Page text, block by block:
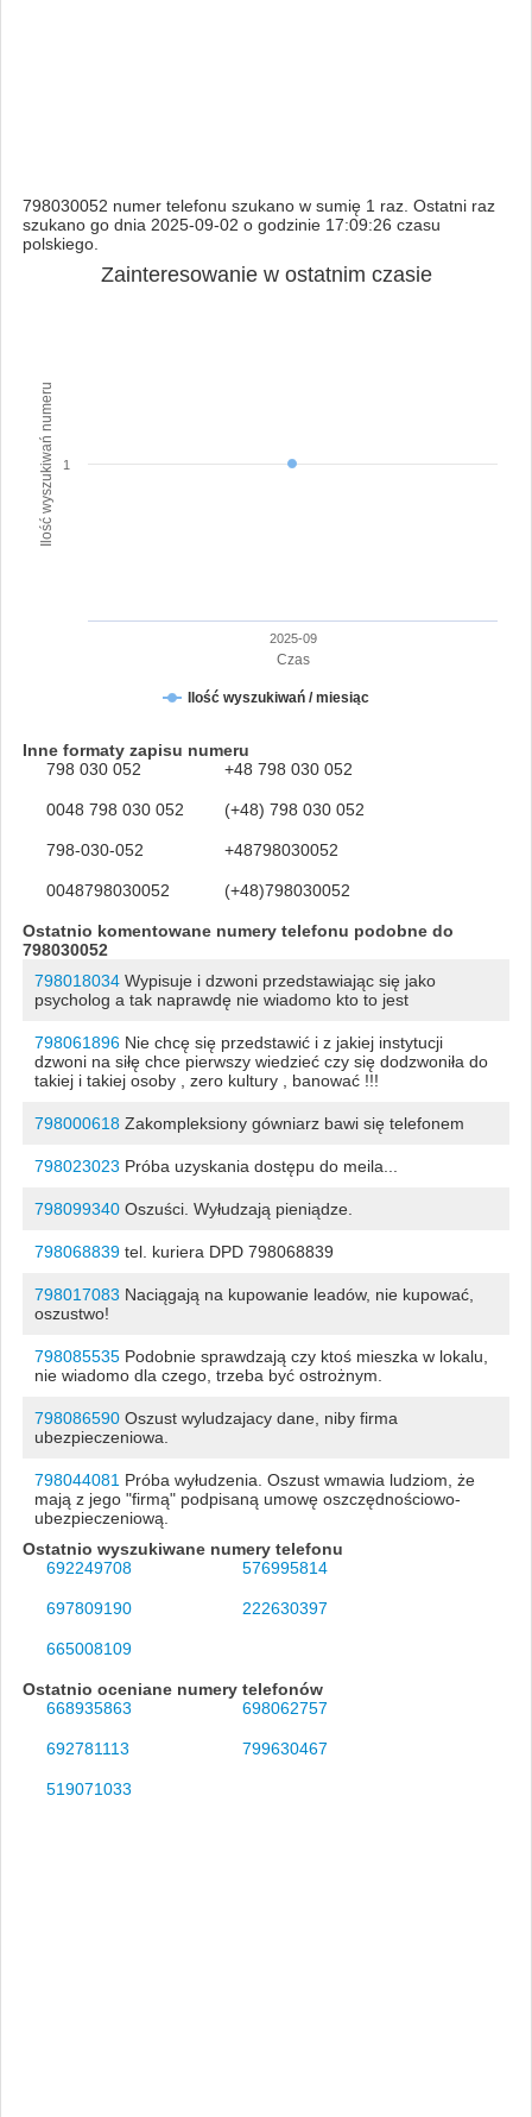
798030052 numer telefonu szukano w sumię 1 raz. Ostatni raz
szukano go dnia 2025-09-02 o godzinie 17:09:26 czasu
polskiego.
Czas
Ilość wyszukiwań numeru
Zainteresowanie w ostatnim czasie
Ilość wyszukiwań / miesiąc
2025-09
1
Inne formaty zapisu numeru
798 030 052
+48 798 030 052
0048 798 030 052 (+48) 798 030 052
798-030-052 +48798030052
0048798030052 (+48)798030052
Ostatnio komentowane numery telefonu podobne do
798030052
798018034Wypisuje i dzwoni przedstawiając się jako
psycholog a tak naprawdę nie wiadomo kto to jest
798061896Nie chcę się przedstawić i z jakiej instytucji
dzwoni na siłę chce pierwszy wiedzieć czy się dodzwoniła do
takiej i takiej osoby , zero kultury , banować !!!
798000618Zakompleksiony gówniarz bawi się telefonem
798023023 Próba uzyskania dostępu do meila...
798099340Oszuści. Wyłudzają pieniądze.
798068839tel. kuriera DPD 798068839
798017083 Naciągają na kupowanie leadów, nie kupować,
oszustwo!
798085535Podobnie sprawdzają czy ktoś mieszka w lokalu,
nie wiadomo dla czego, trzeba być ostrożnym.
798086590Oszust wyludzajacy dane, niby firma
ubezpieczeniowa.
798044081 Próba wyłudzenia. Oszust wmawia ludziom, że
mają z jego "firmą" podpisaną umowę oszczędnościowo-
ubezpieczeniową.
Ostatnio wyszukiwane numery telefonu
692249708
576995814
697809190 222630397
665008109
Ostatnio oceniane numery telefonów
668935863
698062757
692781113 799630467
519071033